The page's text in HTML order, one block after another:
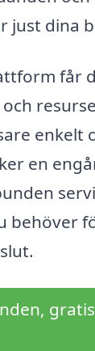
just dina
får
enkelt
en
behöver